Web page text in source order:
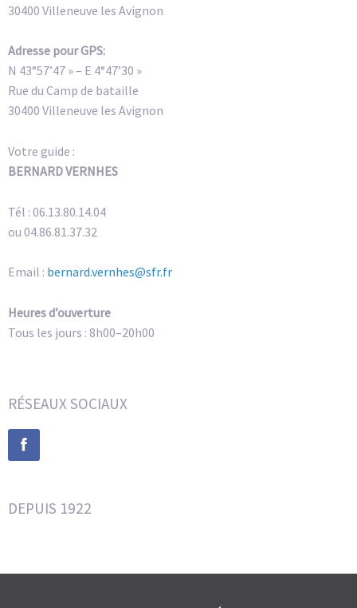
30400 Villeneuve les Avignon
Adresse pour GPS:
N 43°57’47 » – E 4°47’30 »
Rue du Camp de bataille
30400 Villeneuve les Avignon
Votre guide :
BERNARD VERNHES
Tél : 06.13.80.14.04
ou 04.86.81.37.32
Email : bernard.vernhes@sfr.fr
Heures d’ouverture
Tous les jours : 8h00–20h00
RÉSEAUX SOCIAUX
DEPUIS 1922